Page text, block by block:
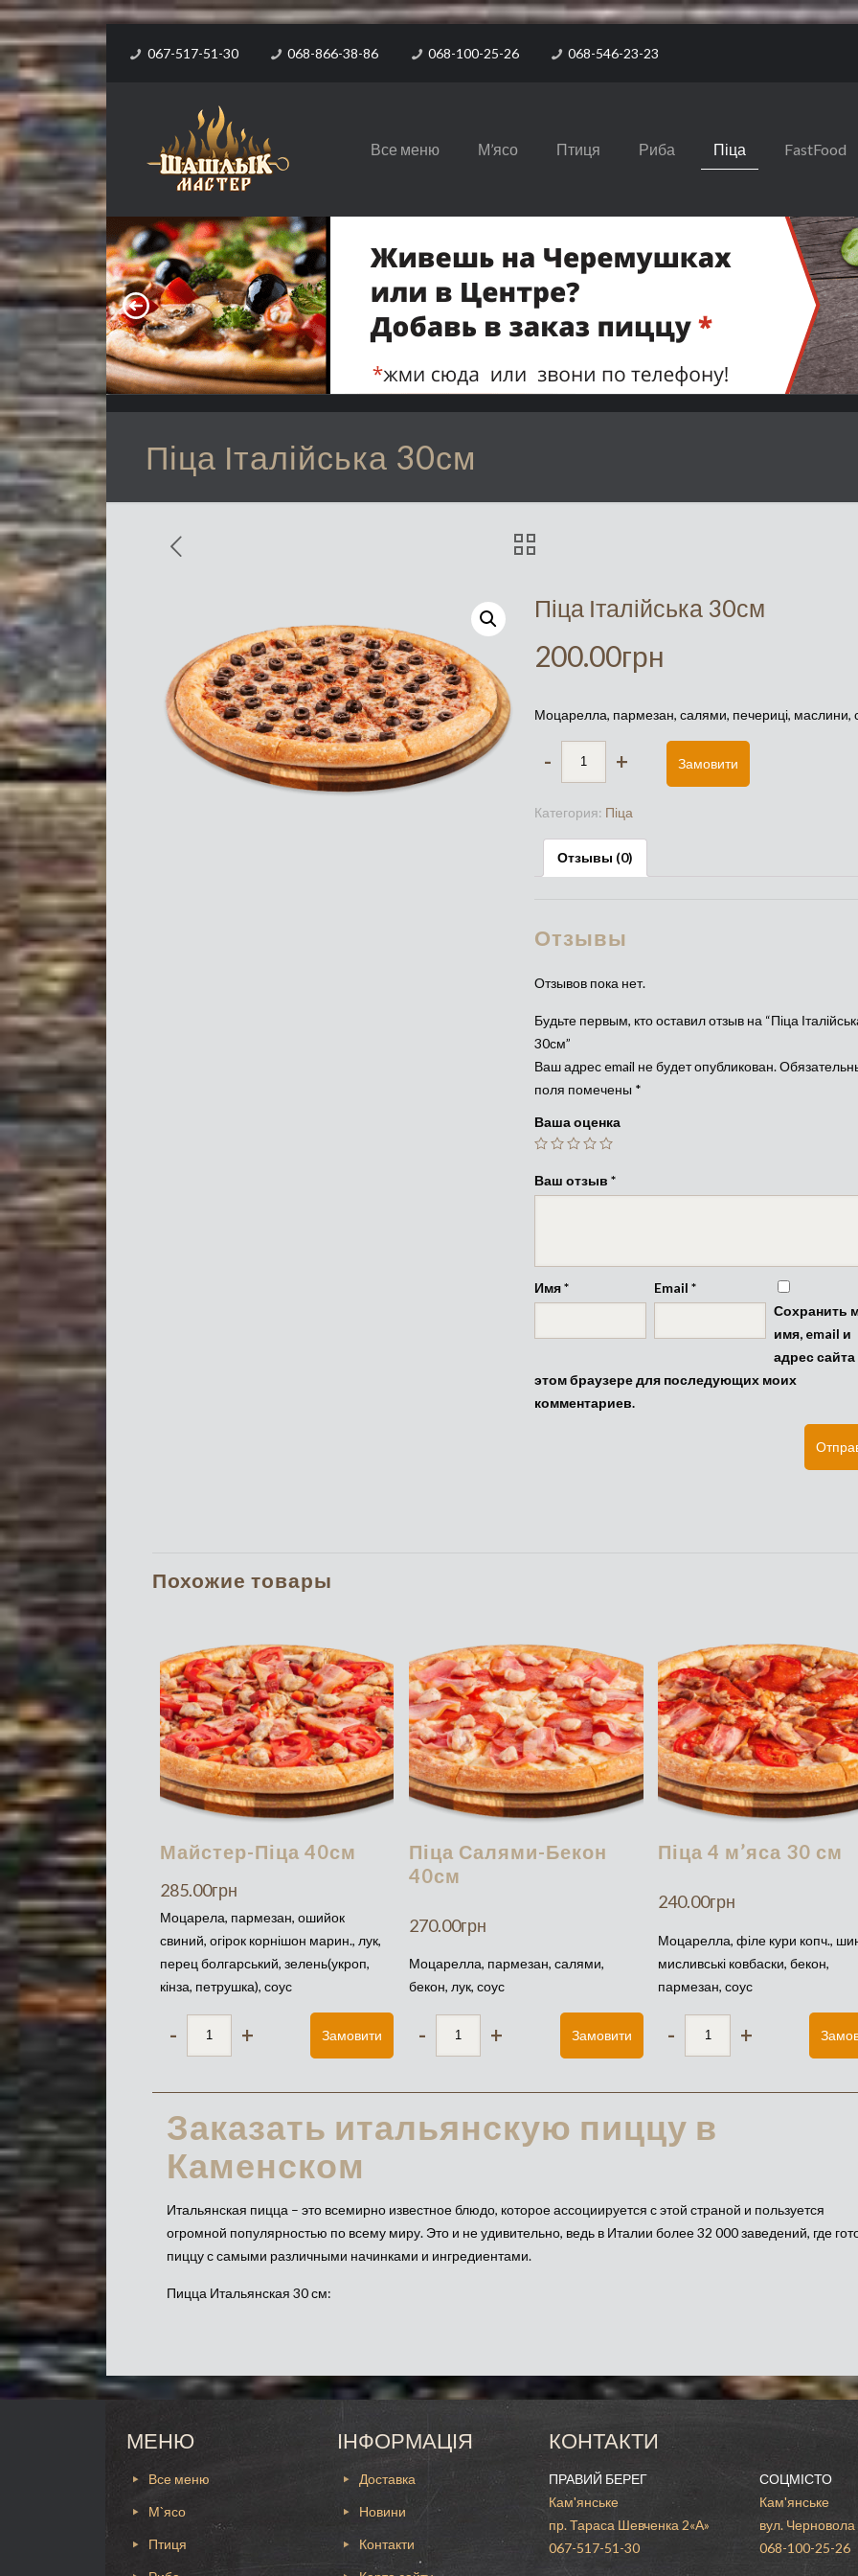
067-517-51-30 068-866-38-86 068-100-25-26 068-546-23-23
Все меню М’ясо Птиця Риба Піца FastFood
Піца Італійська 30см
Піца Італійська 30см
200.00грн
Моцарелла, пармезан, салями, печериці, маслини,
- + Замовити
Категория: Піца
Отзывы (0)
Отзывы
Отзывов пока нет.
Будьте первым, кто оставил отзыв на “Піца
30см”
Ваш адрес email не будет опубликован.
поля помечены *
Ваша оценка
Ваш отзыв *
Имя* Email *
Сохранить
имя, email и
адрес сайта
этом браузере для последующих моих
комментариев.
Похожие товары
Майстер-Піца 40см
285.00грн
Моцарела, пармезан, ошийок
свиний, огірок корнішон марин., лук,
перец болгарський, зелень(укроп,
кінза, петрушка), соус
- + Замовити
Піца Салями-Бекон
40см
270.00грн
Моцарелла, пармезан, салями,
бекон, лук, соус
- + Замовити
Піца 4 м’яса 30 см
240.00грн
Моцарелла, філе кури копч.,
мисливські ковбаски, бекон,
пармезан, соус
- +
Заказать итальянскую пиццу в
Каменском
Итальянская пицца – это всемирно известное блюдо, которое ассоциируется с этой страной и пользуется
огромной популярностью по всему миру. Это и не удивительно, ведь в Италии более 32 000 заведений, где
пиццу с самыми различными начинками и ингредиентами.
Пицца Итальянская 30 см:
доставкой в Каменском.
салями;
пармезан;
МЕНЮ
Все меню
М`ясо
Птиця
ІНФОРМАЦІЯ
Доставка
Новини
Контакти
КОНТАКТИ
ПРАВИЙ БЕРЕГ
Кам'янське
пр. Тараса Шевченка 2«А»
067-517-51-30
СОЦМІСТО
Кам'янське
вул.
068-100-25-26